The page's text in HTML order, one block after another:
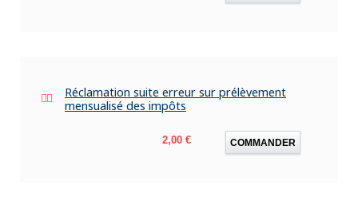
Réclamation suite erreur sur prélèvement
mensualisé des impôts
Prix
2,00 € COMMANDER